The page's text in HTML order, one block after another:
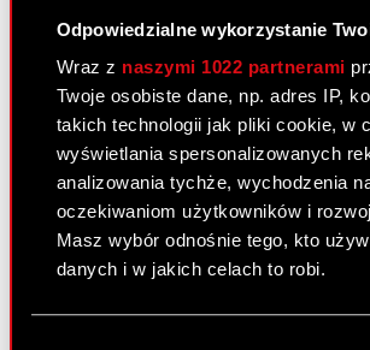
Odpowiedzialne wykorzystanie
Wraz z naszymi 1022 partnerami
Twoje osobiste dane, np. adres IP,
takich technologii jak pliki cookie, w
wyświetlania spersonalizowanych
analizowania tychże, wychodzenia
oczekiwaniom użytkowników i
Masz wybór odnośnie tego, kto
danych i w jakich celach to robi.
PDF Załącznik 2
Raport bieżący nr 18/2011
25 lutego 2011
PDF Nabycie aktywów znacznej